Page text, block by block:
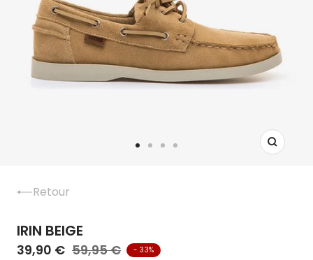
Zoom
Retour
IRIN BEIGE
39,90 € 59,95 € - 33%